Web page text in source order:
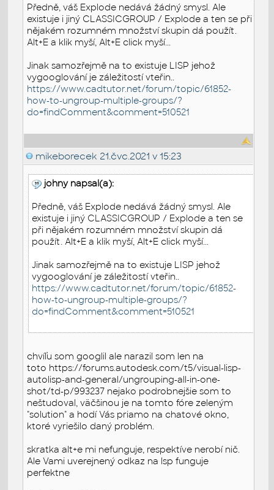
Předně, váš Explode nedává žádný smysl. Ale
existuje i jiný CLASSICGROUP / Explode a ten se při
nějakém rozumném množství skupin dá použít.
Alt+E a klik myší, Alt+E click myší...
Jinak samozřejmě na to existuje LISP jehož
vygooglování je záležitostí vteřin..
https://www.cadtutor.net/forum/topic/61852-
how-to-ungroup-multiple-groups/?
do=findComment&comment=510521
mikeborecek 21.čvc.2021 v 15:23
johny napsal(a):
Předně, váš Explode nedává žádný smysl. Ale
existuje i jiný CLASSICGROUP / Explode a ten se
při nějakém rozumném množství skupin dá
použít. Alt+E a klik myší, Alt+E click myší...
Jinak samozřejmě na to existuje LISP jehož
vygooglování je záležitostí vteřin..
https://www.cadtutor.net/forum/topic/61852-
how-to-ungroup-multiple-groups/?
do=findComment&comment=510521
chvíľu som googlil ale narazil som len na
toto https://forums.autodesk.com/t5/visual-lisp-
autolisp-and-general/ungrouping-all-in-one-
shot/td-p/993237 nejako podrobnejšie som to
neštudoval, väčšinou je na tomto fóre zeleným
"solution" a hodí Vás priamo na chatové okno,
ktoré vyriešilo daný problém.
skratka alt+e mi nefunguje, respektíve nerobí nič.
Ale Vami uverejnený odkaz na lsp funguje
perfektne